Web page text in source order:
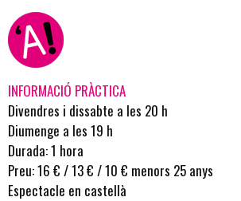
INFORMACIÓ PRÀCTICA
Divendres i dissabte a les 20 h
Diumenge a les 19 h
Durada: 1 hora
Preu: 16 € / 13 € / 10 € menors 25 anys
Espectacle en castellà